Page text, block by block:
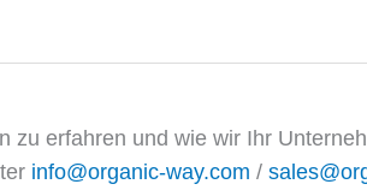
erfahren und wie wir Ihr
info@organic-way.com /